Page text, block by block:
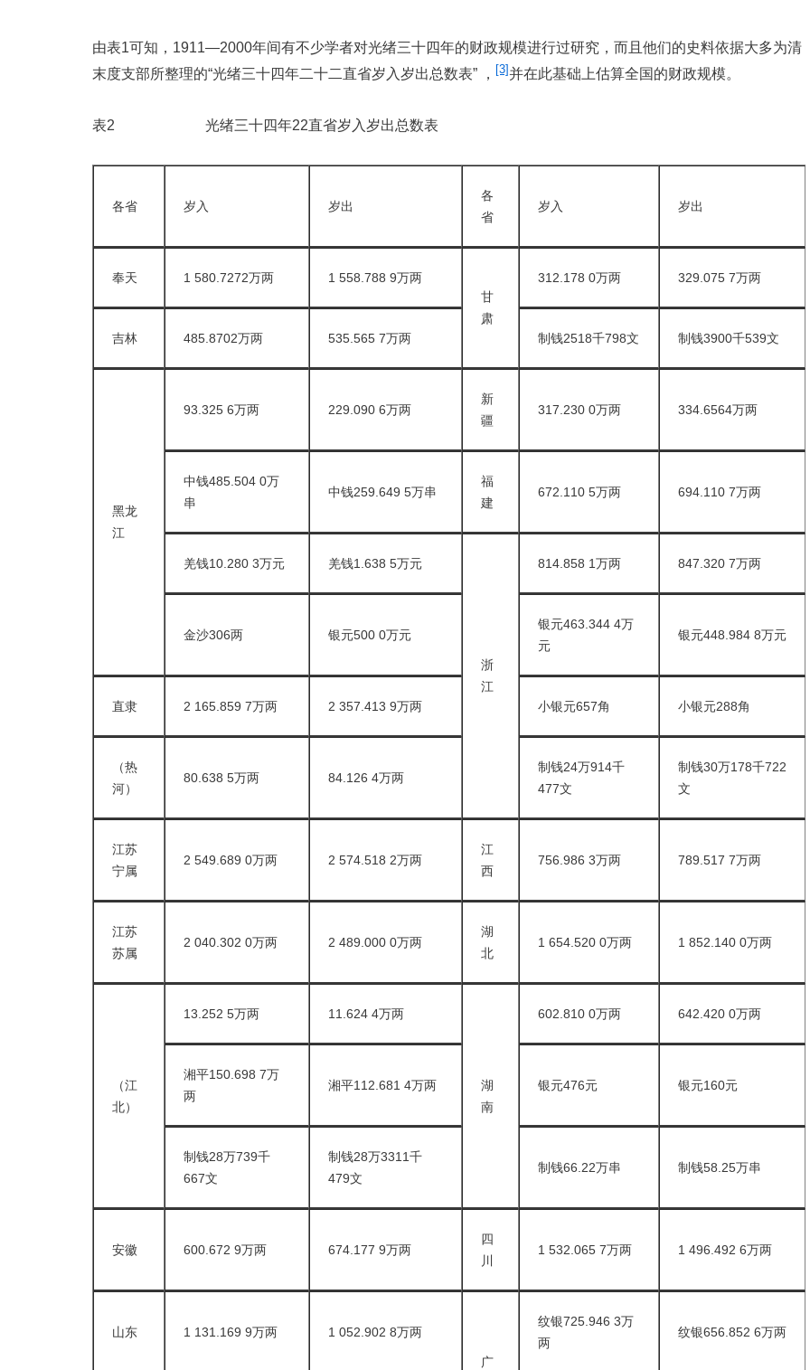
由表1可知，1911—2000年间有不少学者对光绪三十四年的财政规模进行过研究，而且他们的史料依据大多为清
末度支部所整理的“光绪三十四年二十二直省岁入岁出总数表” ， [3]并在此基础上估算全国的财政规模。
表2 光绪三十四年22直省岁入岁出总数表
各省 岁入 岁出
各
省
岁入 岁出
奉天 1 580.7272万两
1 558.788 9万两
甘
肃
312.178 0万两 329.075 7万两
吉林 485.8702万两 535.565 7万两 制钱2518千798文 制钱3900千539文
黑龙
江
93.325 6万两 229.090 6万两
新
疆
317.230 0万两 334.6564万两
中钱485.504 0万
串
中钱259.649 5万串
福
建
672.110 5万两 694.110 7万两
羌钱10.280 3万元 羌钱1.638 5万元
浙
江
814.858 1万两 847.320 7万两
金沙306两 银元500 0万元
银元463.344 4万
元
银元448.984 8万元
直隶 2 165.859 7万两 2 357.413 9万两 小银元657角 小银元288角
（热
河）
80.638 5万两 84.126 4万两
制钱24万914千
477文
制钱30万178千722
文
江苏
宁属
2 549.689 0万两 2 574.518 2万两
江
西
756.986 3万两 789.517 7万两
江苏
苏属
2 040.302 0万两 2 489.000 0万两
湖
北
1 654.520 0万两 1 852.140 0万两
（江
北）
13.252 5万两 11.624 4万两
湖
南
602.810 0万两 642.420 0万两
湘平150.698 7万
两
湘平112.681 4万两 银元476元 银元160元
制钱28万739千
667文
制钱28万3311千
479文
制钱66.22万串 制钱58.25万串
安徽 600.672 9万两 674.177 9万两
四
川
1 532.065 7万两 1 496.492 6万两
山东 1 131.169 9万两 1 052.902 8万两
广
纹银725.946 3万
两
纹银656.852 6万两